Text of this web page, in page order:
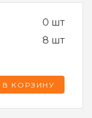
0 шт
8 шт
В КОРЗИНУ